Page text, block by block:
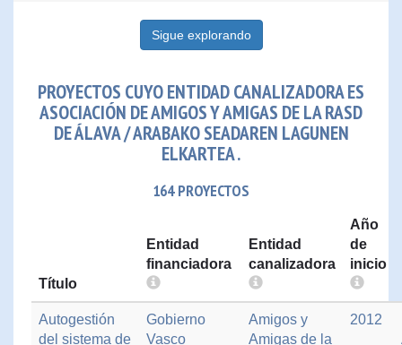
Sigue explorando
PROYECTOS CUYO ENTIDAD CANALIZADORA ES
ASOCIACIÓN DE AMIGOS Y AMIGAS DE LA RASD
DE ÁLAVA / ARABAKO SEADAREN LAGUNEN
ELKARTEA .
164 PROYECTOS
Título
Entidad
financiadora
Entidad
canalizadora
Año
de
inicio
Autogestión
del sistema de
Gobierno
Vasco
Amigos y
Amigas de la
2012